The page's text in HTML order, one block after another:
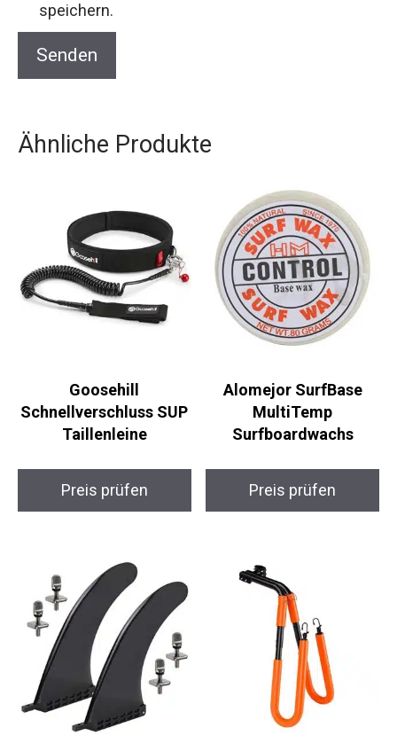
speichern.
Ähnliche Produkte
Goosehill
Schnellverschluss SUP
Taillenleine
Preis prüfen
Alomejor SurfBase
MultiTemp
Surfboardwachs
Preis prüfen